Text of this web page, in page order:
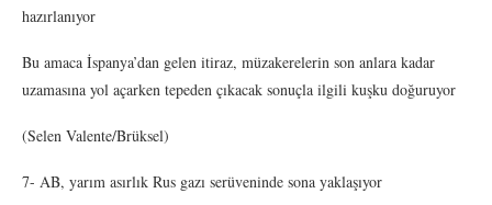
hazırlanıyor
Bu amaca İspanya’dan gelen itiraz, müzakerelerin son anlara kadar
uzamasına yol açarken tepeden çıkacak sonuçla ilgili kuşku doğuruyor
(Selen Valente/Brüksel)
7- AB, yarım asırlık Rus gazı serüveninde sona yaklaşıyor